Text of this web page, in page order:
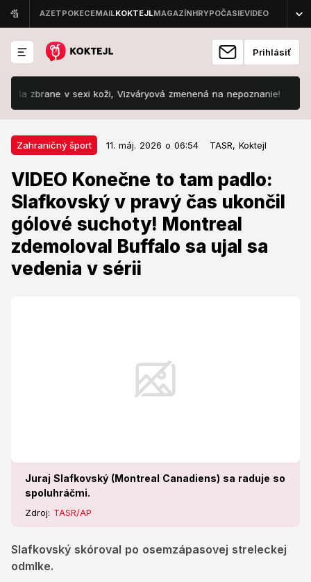
Prihlásiť
v sexi koži, Vizváryová zmenená na nepoznanie! DRÁMA
Zahraničný šport 11. máj. 2026 o 06:54 TASR, Koktejl
VIDEO Konečne to tam padlo:
Slafkovský v pravý čas ukončil
gólové suchoty! Montreal
zdemoloval Buffalo sa ujal sa
vedenia v sérii
Juraj Slafkovský (Montreal Canadiens) sa raduje so
spoluhráčmi.
Zdroj: TASR/AP
Slafkovský skóroval po osemzápasovej streleckej
odmlke.
Zahraničný šport 11. máj. 2026 o 06:54
VIDEO Konečne to tam padlo:
Slafkovský v pravý čas ukončil
gólové suchoty! Montreal
zdemoloval Buffalo sa ujal sa
vedenia v sérii